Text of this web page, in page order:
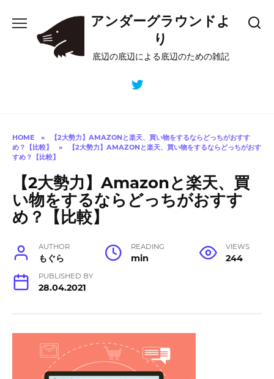
content
アンダーグラウンドよ
り
底辺の底辺による底辺のための雑記
HOME »
【2大勢力】AMAZONと楽天、買い物をするならどっちがおすす
め？【比較】
»
【2大勢力】AMAZONと楽天、買い物をするならどっちがおす
すめ？【比較】
【2大勢力】Amazonと楽天、買
い物をするならどっちがおすす
め？【比較】
AUTHOR
もぐら
READING
min
VIEWS
244
PUBLISHED BY
28.04.2021